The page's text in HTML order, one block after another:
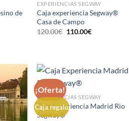
de
EXPERIENCIAS SEGWAY
Caja experiencia Segway®
Casa de Campo
120.00€ El
110.00€El
¡Oferta!
Caja regalo
EXPERIENCIAS SEGWAY
Caja Experiencia Madrid Rio
Segway®